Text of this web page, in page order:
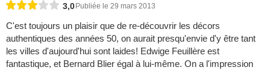
3,0Publiée le 29 mars 2013
C'est toujours un plaisir que de re-découvrir les décors
authentiques des années 50, on aurait presqu'envie d'y être tant
les villes d'aujourd'hui sont laides! Edwige Feuillère est
fantastique, et Bernard Blier égal à lui-même. On a l'impression